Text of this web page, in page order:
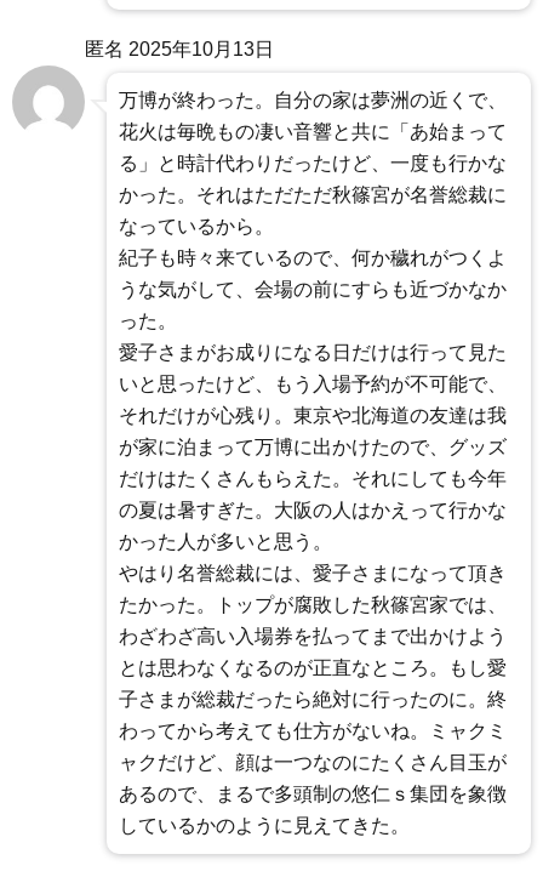
匿名 2025年10月13日
万博が終わった。自分の家は夢洲の近くで、
花火は毎晩もの凄い音響と共に「あ始まって
る」と時計代わりだったけど、一度も行かな
かった。それはただただ秋篠宮が名誉総裁に
なっているから。
紀子も時々来ているので、何か穢れがつくよ
うな気がして、会場の前にすらも近づかなか
った。
愛子さまがお成りになる日だけは行って見た
いと思ったけど、もう入場予約が不可能で、
それだけが心残り。東京や北海道の友達は我
が家に泊まって万博に出かけたので、グッズ
だけはたくさんもらえた。それにしても今年
の夏は暑すぎた。大阪の人はかえって行かな
かった人が多いと思う。
やはり名誉総裁には、愛子さまになって頂き
たかった。トップが腐敗した秋篠宮家では、
わざわざ高い入場券を払ってまで出かけよう
とは思わなくなるのが正直なところ。もし愛
子さまが総裁だったら絶対に行ったのに。終
わってから考えても仕方がないね。ミャクミ
ャクだけど、顔は一つなのにたくさん目玉が
あるので、まるで多頭制の悠仁ｓ集団を象徴
しているかのように見えてきた。